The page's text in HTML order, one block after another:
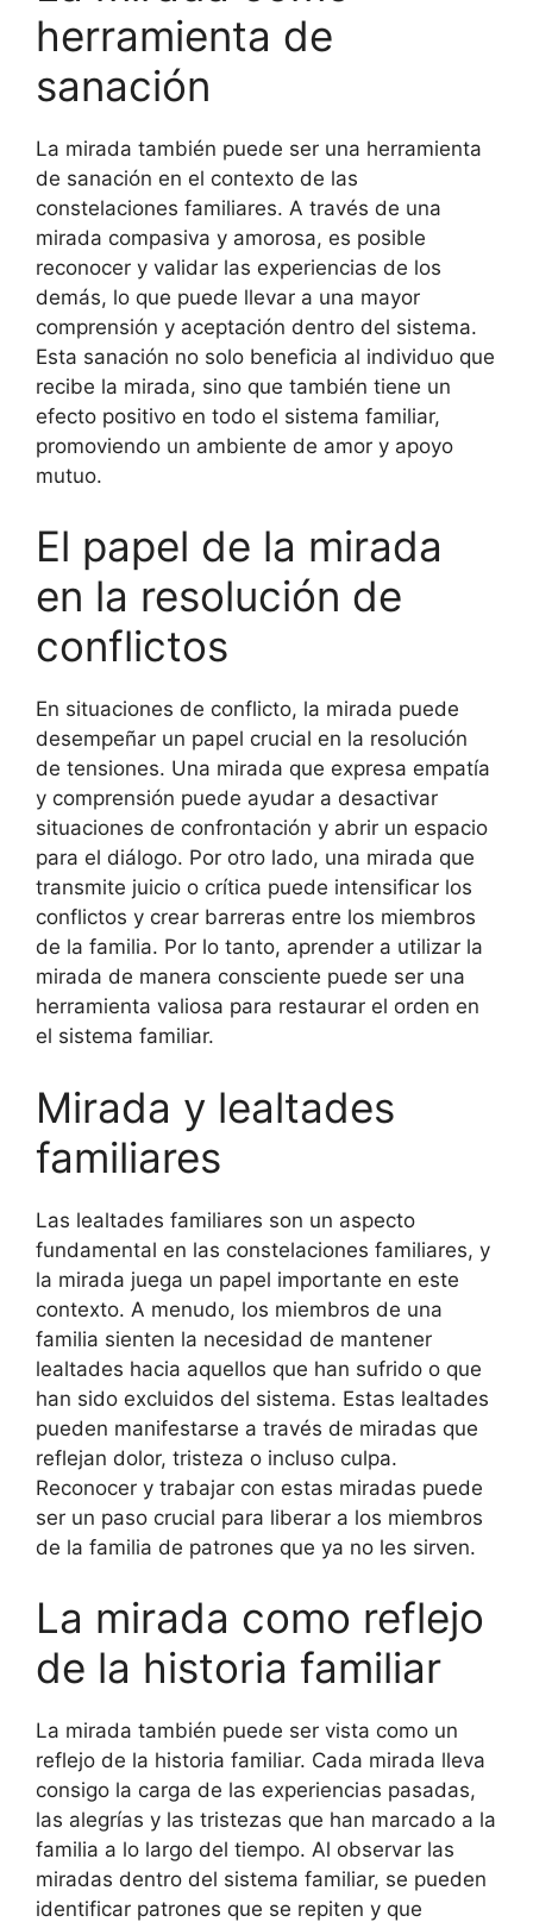
herramienta de
sanación
La mirada también puede ser una herramienta
de sanación en el contexto de las
constelaciones familiares. A través de una
mirada compasiva y amorosa, es posible
reconocer y validar las experiencias de los
demás, lo que puede llevar a una mayor
comprensión y aceptación dentro del sistema.
Esta sanación no solo beneficia al individuo que
recibe la mirada, sino que también tiene un
efecto positivo en todo el sistema familiar,
promoviendo un ambiente de amor y apoyo
mutuo.
El papel de la mirada
en la resolución de
conflictos
En situaciones de conflicto, la mirada puede
desempeñar un papel crucial en la resolución
de tensiones. Una mirada que expresa empatía
y comprensión puede ayudar a desactivar
situaciones de confrontación y abrir un espacio
para el diálogo. Por otro lado, una mirada que
transmite juicio o crítica puede intensificar los
conflictos y crear barreras entre los miembros
de la familia. Por lo tanto, aprender a utilizar la
mirada de manera consciente puede ser una
herramienta valiosa para restaurar el orden en
el sistema familiar.
Mirada y lealtades
familiares
Las lealtades familiares son un aspecto
fundamental en las constelaciones familiares, y
la mirada juega un papel importante en este
contexto. A menudo, los miembros de una
familia sienten la necesidad de mantener
lealtades hacia aquellos que han sufrido o que
han sido excluidos del sistema. Estas lealtades
pueden manifestarse a través de miradas que
reflejan dolor, tristeza o incluso culpa.
Reconocer y trabajar con estas miradas puede
ser un paso crucial para liberar a los miembros
de la familia de patrones que ya no les sirven.
La mirada como reflejo
de la historia familiar
La mirada también puede ser vista como un
reflejo de la historia familiar. Cada mirada lleva
consigo la carga de las experiencias pasadas,
las alegrías y las tristezas que han marcado a la
familia a lo largo del tiempo. Al observar las
miradas dentro del sistema familiar, se pueden
identificar patrones que se repiten y que